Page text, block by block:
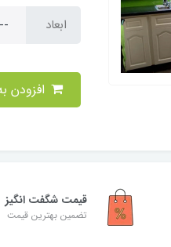
ابعاد
قیمت شگفت‌ انگیز
تضمین بهترین قیمت